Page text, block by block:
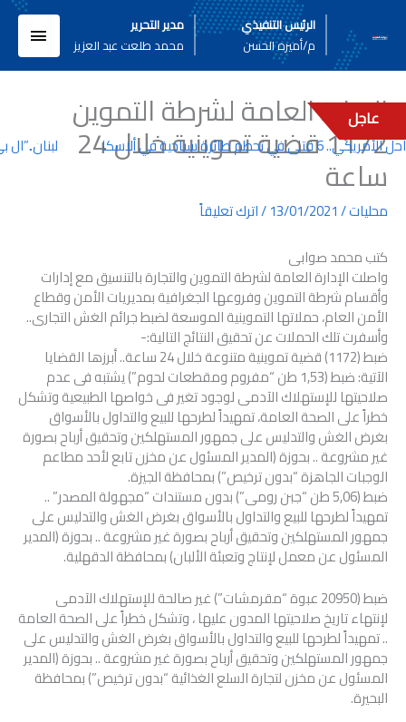
المحتوى
الرئيس التنفيذي
م/أميره الحسن
مدير التحرير
محمد طلعت عبد العزيز
عاجل
تحطم طائرة سياحية في ألاسكا
الادارة العامة لشرطة التموين
1172 قضية تموينية خلال 24
ساعة
محليات/
13/01/2021
/اترك تعليقاً
كتب محمد صوابى
واصلت الإدارة العامة لشرطة التموين والتجارة بالتنسيق مع إدارات
وأقسام شرطة التموين وفروعها الجغرافية بمديريات الأمن وقطاع
الأمن العام، حملاتها التموينية الموسعة لضبط جرائم الغش التجارى..
وأسفرت تلك الحملات عن تحقيق النتائج التالية:-
ضبط (1172) قضية تموينية متنوعة خلال 24 ساعة.. أبرزها القضايا
الآتية: ضبط (1,53 طن “مفروم ومقطعات لحوم”) يشتبه فى عدم
صلاحيتها للإستهلاك الآدمى لوجود تغير فى خواصها الطبيعية وتشكل
خطراً على الصحة العامة، تمهيداً لطرحها للبيع والتداول بالأسواق
بغرض الغش والتدليس على جمهور المستهلكين وتحقيق أرباح بصورة
غير مشروعة .. بحوزة (المدير المسئول عن مخزن تابع لأحد مطاعم
الوجبات الجاهزة “بدون ترخيص”) بمحافظة الجيزة.
ضبط (5,06 طن “جبن رومى”) بدون مستندات “مجهولة المصدر” ..
تمهيداً لطرحها للبيع والتداول بالأسواق بغرض الغش والتدليس على
جمهور المستهلكين وتحقيق أرباح بصورة غير مشروعة .. بحوزة (المدير
المسئول عن معمل لإنتاج وتعبئة الألبان) بمحافظة الدقهلية.
ضبط (20950 عبوة “مقرمشات”) غير صالحة للإستهلاك الآدمى
لإنتهاء تاريخ صلاحيتها المدون عليها ، وتشكل خطراً على الصحة العامة
.. تمهيداً لطرحها للبيع والتداول بالأسواق بغرض الغش والتدليس على
جمهور المستهلكين وتحقيق أرباح بصورة غير مشروعة .. بحوزة (المدير
المسئول عن مخزن لتجارة السلع الغذائية “بدون ترخيص”) بمحافظة
البحيرة.